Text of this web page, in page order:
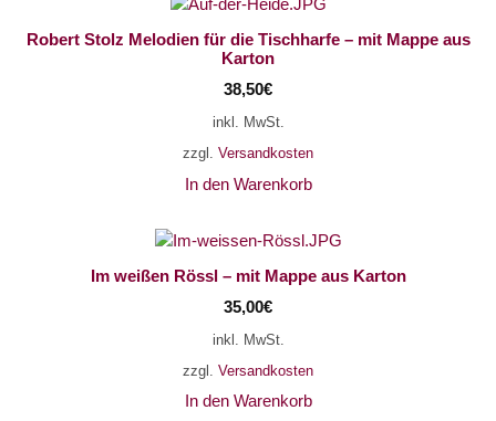
Robert Stolz Melodien für die Tischharfe – mit Mappe aus
Karton
38,50€
inkl. MwSt.
zzgl. Versandkosten
In den Warenkorb
Im weißen Rössl – mit Mappe aus Karton
35,00€
inkl. MwSt.
zzgl. Versandkosten
In den Warenkorb